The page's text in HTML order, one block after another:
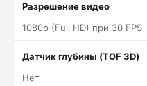
Разрешение видео
1080p (Full HD) при 30 FPS
Датчик глубины (TOF 3D)
Нет